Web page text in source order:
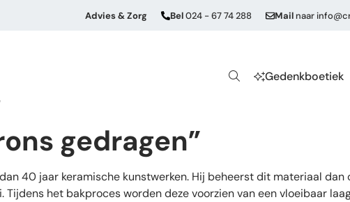
Advies & Zorg Bel024 - 67 74 288 Mail naar
Gedenkboetiek
gedragen”
40 jaar keramische kunstwerken. Hij beheerst dit materiaal dan
het bakproces worden deze voorzien van een vloeibaar